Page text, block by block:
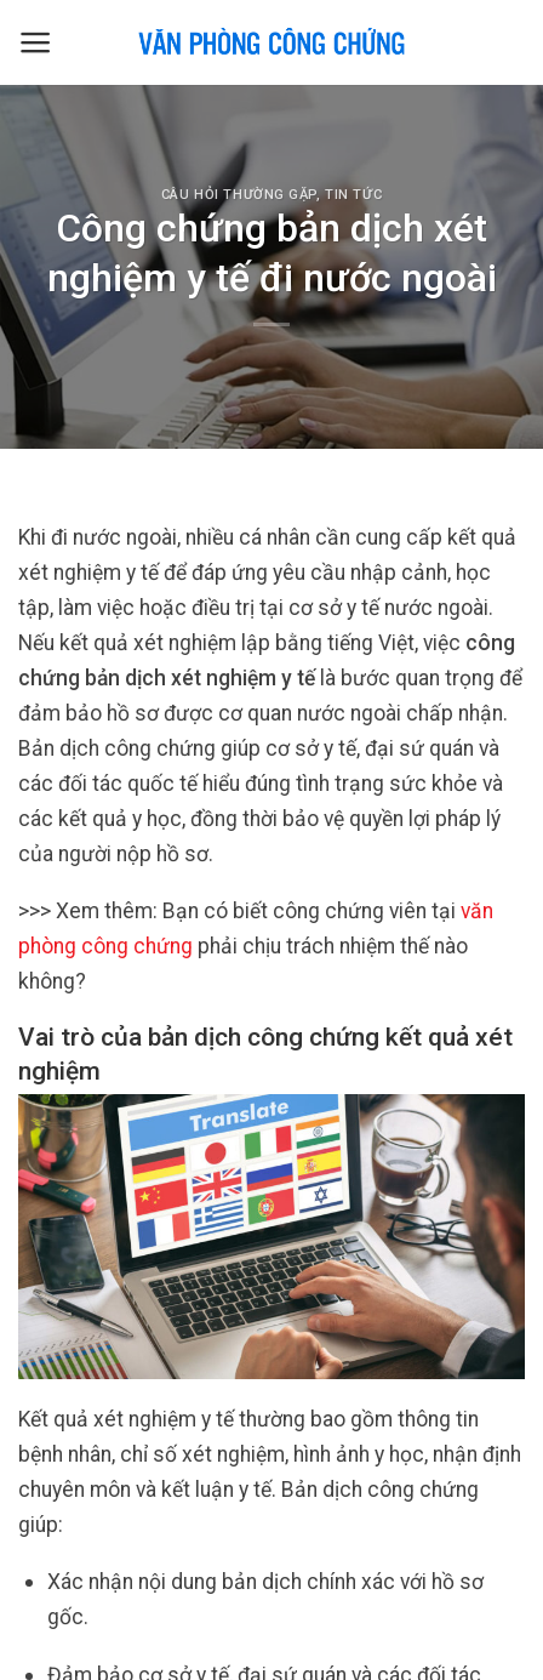
CÂU HỎI THƯỜNG GẶP,TIN TỨC
Công chứng bản dịch xét
nghiệm y tế đi nước ngoài
Khi đi nước ngoài, nhiều cá nhân cần cung cấp kết quả
xét nghiệm y tế để đáp ứng yêu cầu nhập cảnh, học
tập, làm việc hoặc điều trị tại cơ sở y tế nước ngoài.
Nếu kết quả xét nghiệm lập bằng tiếng Việt, việc công
chứng bản dịch xét nghiệm y tếlà bước quan trọng để
đảm bảo hồ sơ được cơ quan nước ngoài chấp nhận.
Bản dịch công chứng giúp cơ sở y tế, đại sứ quán và
các đối tác quốc tế hiểu đúng tình trạng sức khỏe và
các kết quả y học, đồng thời bảo vệ quyền lợi pháp lý
của người nộp hồ sơ.
>>> Xem thêm: Bạn có biết công chứng viên tại văn
phòng công chứng phải chịu trách nhiệm thế nào
không?
Vai trò của bản dịch công chứng kết quả xét
nghiệm
Kết quả xét nghiệm y tế thường bao gồm thông tin
bệnh nhân, chỉ số xét nghiệm, hình ảnh y học, nhận định
chuyên môn và kết luận y tế. Bản dịch công chứng
giúp:
Xác nhận nội dung bản dịch chính xác với hồ sơ
gốc.
Đảm bảo cơ sở y tế, đại sứ quán và các đối tác